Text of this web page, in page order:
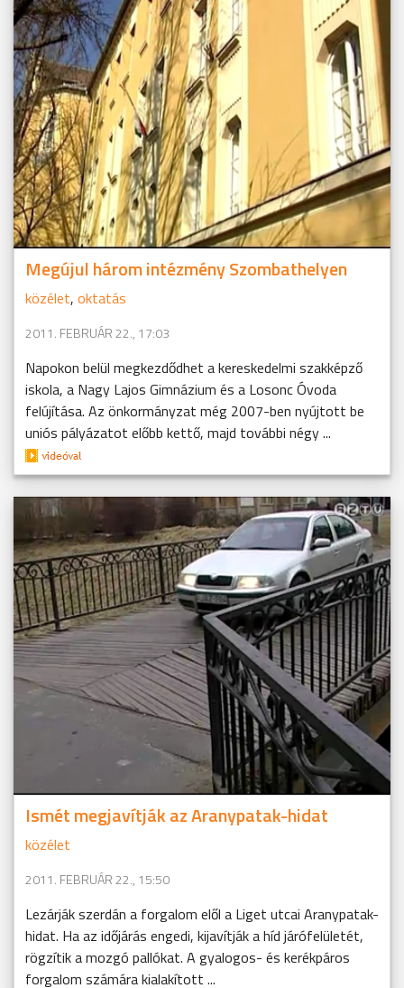
Megújul három intézmény Szombathelyen
közélet, oktatás
2011. FEBRUÁR 22., 17:03
Napokon belül megkezdődhet a kereskedelmi szakképző
iskola, a Nagy Lajos Gimnázium és a Losonc Óvoda
felújítása. Az önkormányzat még 2007-ben nyújtott be
uniós pályázatot előbb kettő, majd további négy ...
Ismét megjavítják az Aranypatak-hidat
közélet
2011. FEBRUÁR 22., 15:50
Lezárják szerdán a forgalom elől a Liget utcai Aranypatak-
hidat. Ha az időjárás engedi, kijavítják a híd járófelületét,
rögzítik a mozgó pallókat. A gyalogos- és kerékpáros
forgalom számára kialakított ...